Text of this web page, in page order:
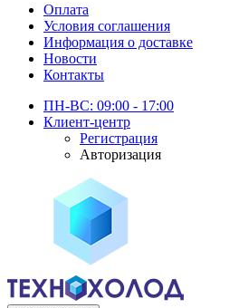
Оплата
Условия соглашения
Информация о доставке
Новости
Контакты
ПН-ВС: 09:00 - 17:00
Клиент-центр
Регистрация
Авторизация